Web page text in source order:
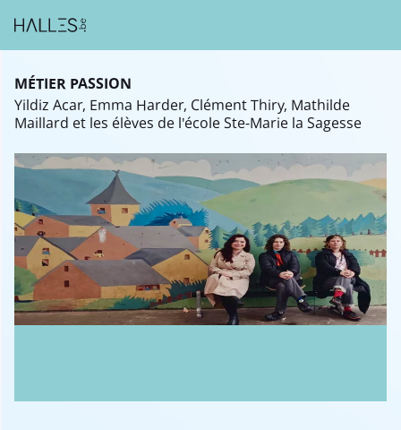
MÉTIER PASSION
Yildiz Acar, Emma Harder, Clément Thiry, Mathilde
Maillard et les élèves de l'école Ste-Marie la Sagesse